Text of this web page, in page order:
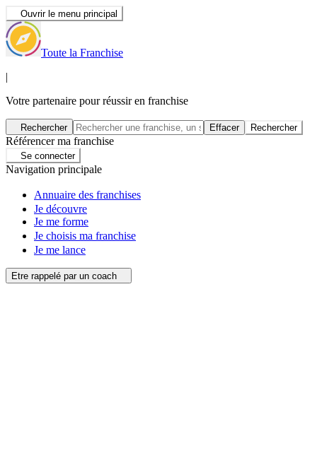
Ouvrir le menu principal
Toute la Franchise
|
Votre partenaire pour réussir en franchise
Rechercher Effacer Rechercher
Référencer ma franchise
Se connecter
Navigation principale
Annuaire des franchises
Je découvre
Je me forme
Je choisis ma franchise
Je me lance
Etre rappelé par un coach